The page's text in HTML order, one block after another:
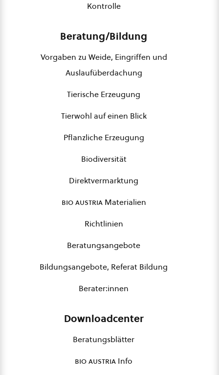
Kontrolle
Beratung/Bildung
Vorgaben zu Weide, Eingriffen und
Auslaufüberdachung
Tierische Erzeugung
Tierwohl auf einen Blick
Pflanzliche Erzeugung
Biodiversität
Direktvermarktung
bio austriaMaterialien
Richtlinien
Beratungsangebote
Bildungsangebote, Referat Bildung
Berater:innen
Downloadcenter
Beratungsblätter
bio austria Info